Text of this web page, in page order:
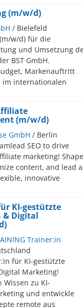
(m/w/d)
/ Bielefeld
w/d) für die
und Umsetzung
BST GmbH.
Markenauftritt
im internationalen
(m/w/d)
GmbH / Berlin
SEO to drive
marketing! Shape
content, and lead a
innovative
KI-gestützte
& Digital
Trainer:in
für KI-gestützte
Marketing!
zu KI-
und entwickle
remote aus